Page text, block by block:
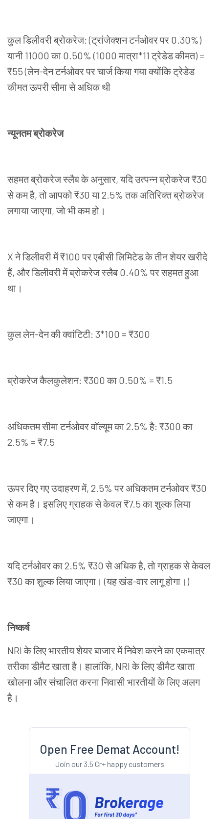
कुलडिलीवरीब्रोकरेज: (ट्रांजेक्शनटर्नओवरपर 0.30%)
यानी 11000का 0.50% (1000मात्रा*11ट्रेडेडकीमत) =
₹55 (लेन-देनटर्नओवरपरचार्जकियागयाक्योंकिट्रेडेड
कीमतऊपरीसीमासेअधिक थी
न्यूनतमब्रोकरेज
सहमत ब्रोकरेजस्लैबकेअनुसार,यदिउत्पन्नब्रोकरेज₹30
सेकमहै,तोआपको₹30या2.5%तकअतिरिक्तब्रोकरेज
लगायाजाएगा,जोभीकमहो।
X नेडिलीवरीमें₹100परएबीसीलिमिटेडकेतीनशेयरखरीदे
हैं, औरडिलीवरीमेंब्रोकरेजस्लैब 0.40%परसहमतहुआ
था।
कुललेन-देनकीक्वांटिटी: 3*100 = ₹300
ब्रोकरेजकैलकुलेशन: ₹300का 0.50% = ₹1.5
अधिकतमसीमाटर्नओवरवॉल्यूमका2.5%है: ₹300का
2.5% = ₹7.5
ऊपरदिएगएउदाहरणमें, 2.5%परअधिकतमटर्नओवर₹30
सेकमहै। इसलिएग्राहकसेकेवल₹7.5काशुल्कलिया
जाएगा।
यदिटर्नओवरका2.5% ₹30सेअधिकहै,तोग्राहकसेकेवल
₹30काशुल्कलियाजाएगा। (यहखंड-वारलागूहोगा। )
निष्कर्ष
NRI केलिएभारतीयशेयरबाजारमेंनिवेशकरनेकाएकमात्र
तरीकाडीमैटखाताहै। हालांकि, NRI केलिएडीमैटखाता
खोलनाऔरसंचालितकरनानिवासीभारतीयोंकेलिएअलग
है।
Open Free Demat Account!
Join our 3.5 Cr+ happy customers